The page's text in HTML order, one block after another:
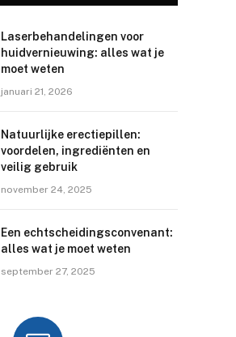
Laserbehandelingen voor
huidvernieuwing: alles wat je
moet weten
januari 21, 2026
Natuurlijke erectiepillen:
voordelen, ingrediënten en
veilig gebruik
november 24, 2025
Een echtscheidingsconvenant:
alles wat je moet weten
september 27, 2025